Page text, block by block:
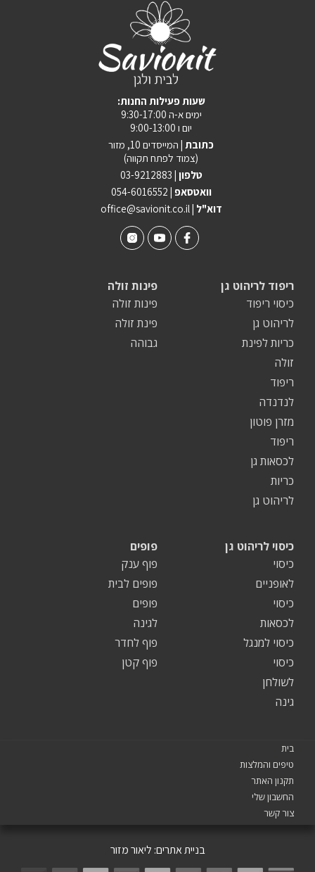
:שעות פעילות החנות
ימים א-ה 9:30-17:00
יום ו 9:00-13:00
כתובת | המייסדים 10, מזור
(צמוד לפתח תקווה)
טלפון | 03-9212883
וואטסאפ | 054-6016552
office@savionit.co.il | דוא"ל
פינות זולה
פינות זולה
פינת זולה
גבוהה
ריפוד לריהוט גן
כיסוי ריפוד
לריהוט גן
כריות לפינת
זולה
ריפוד
לנדנדה
מזרן פוטון
ריפוד
לכסאות גן
כריות
לריהוט גן
פופים
פוף ענק
פופים לבית
פופים
לגינה
פוף לחדר
פוף קטן
כיסוי לריהוט גן
כיסוי
לאופניים
כיסוי
לכסאות
כיסוי למנגל
כיסוי
לשולחן
גינה
בית
טיפים והמלצות
תקנון האתר
החשבון שלי
צור קשר
בניית אתרים: ליאור מזור